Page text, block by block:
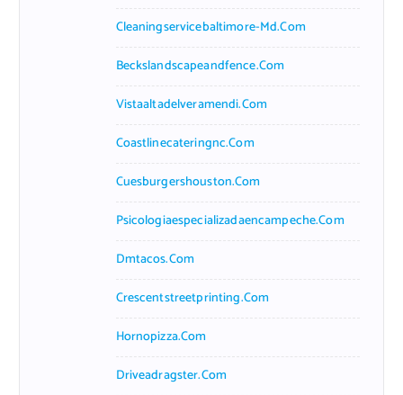
Cleaningservicebaltimore-Md.com
Beckslandscapeandfence.com
Vistaaltadelveramendi.com
Coastlinecateringnc.com
Cuesburgershouston.com
Psicologiaespecializadaencampeche.com
Dmtacos.com
Crescentstreetprinting.com
Hornopizza.com
Driveadragster.com